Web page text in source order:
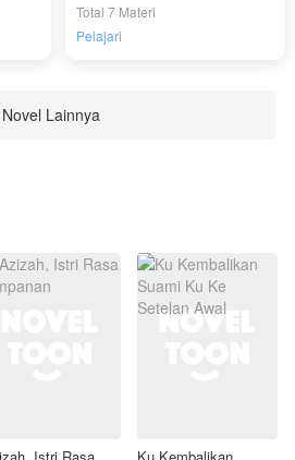
Total 7 Materi
Pelajari
Novel Lainnya